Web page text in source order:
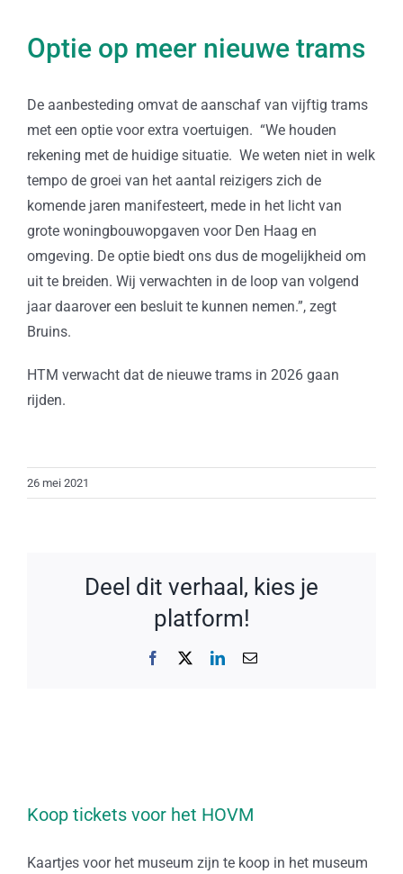
Optie op meer nieuwe trams
De aanbesteding omvat de aanschaf van vijftig trams
met een optie voor extra voertuigen. “We houden
rekening met de huidige situatie. We weten niet in welk
tempo de groei van het aantal reizigers zich de
komende jaren manifesteert, mede in het licht van
grote woningbouwopgaven voor Den Haag en
omgeving. De optie biedt ons dus de mogelijkheid om
uit te breiden. Wij verwachten in de loop van volgend
jaar daarover een besluit te kunnen nemen.”, zegt
Bruins.
HTM verwacht dat de nieuwe trams in 2026 gaan
rijden.
26 mei 2021
Deel dit verhaal, kies je
platform!
Facebook LinkedIn
E-
Koop tickets voor het HOVM
Kaartjes voor het museum zijn te koop in het museum